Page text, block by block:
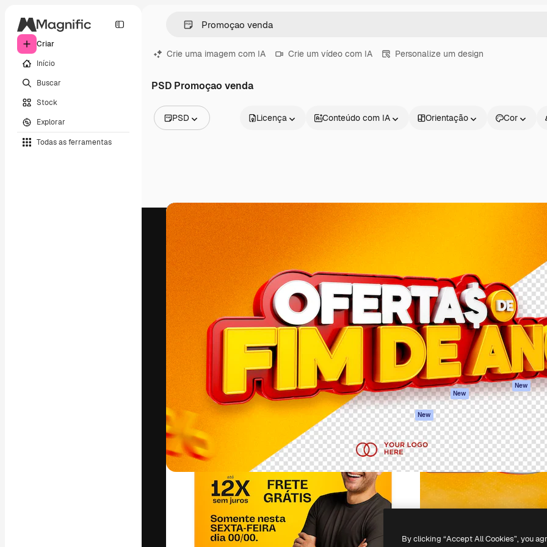
Criar
Início
Buscar
Stock
Explorar
Todas as ferramentas
Crie uma imagem com IA Crie um vídeo com IA Personalize um design
PSD Promoçao venda
PSD
Vídeos
Clipes de vídeo
Animações
Modelos de vídeos
Ícones
Modelos 3D
Fontes
Licença Conteúdo com IA Orientação Cor
A plataforma criativa para você direcionar
seu melhor trabalho. Mais de 1 milhão de
assinantes entre criativos, empresas,
agências e estúdios.
Spaces
Assistente de IA
Gerador de
imagens
Gerador de vídeos
Texto para voz
Conteúdo de stock
MCP para
Claude/ChatGPT
New
Agentes New
API
App móvel
Todas as
ferramentas
Academy
Documentação
Atendimento
Termos e
condições
Política de
privacidade
Originais New
Política de
Central de
confiabilidade
Afiliados
Empresas
Freepik Company S.L.U. Todos os direitos reservados.
By clicking “Accept All Cookies”, you